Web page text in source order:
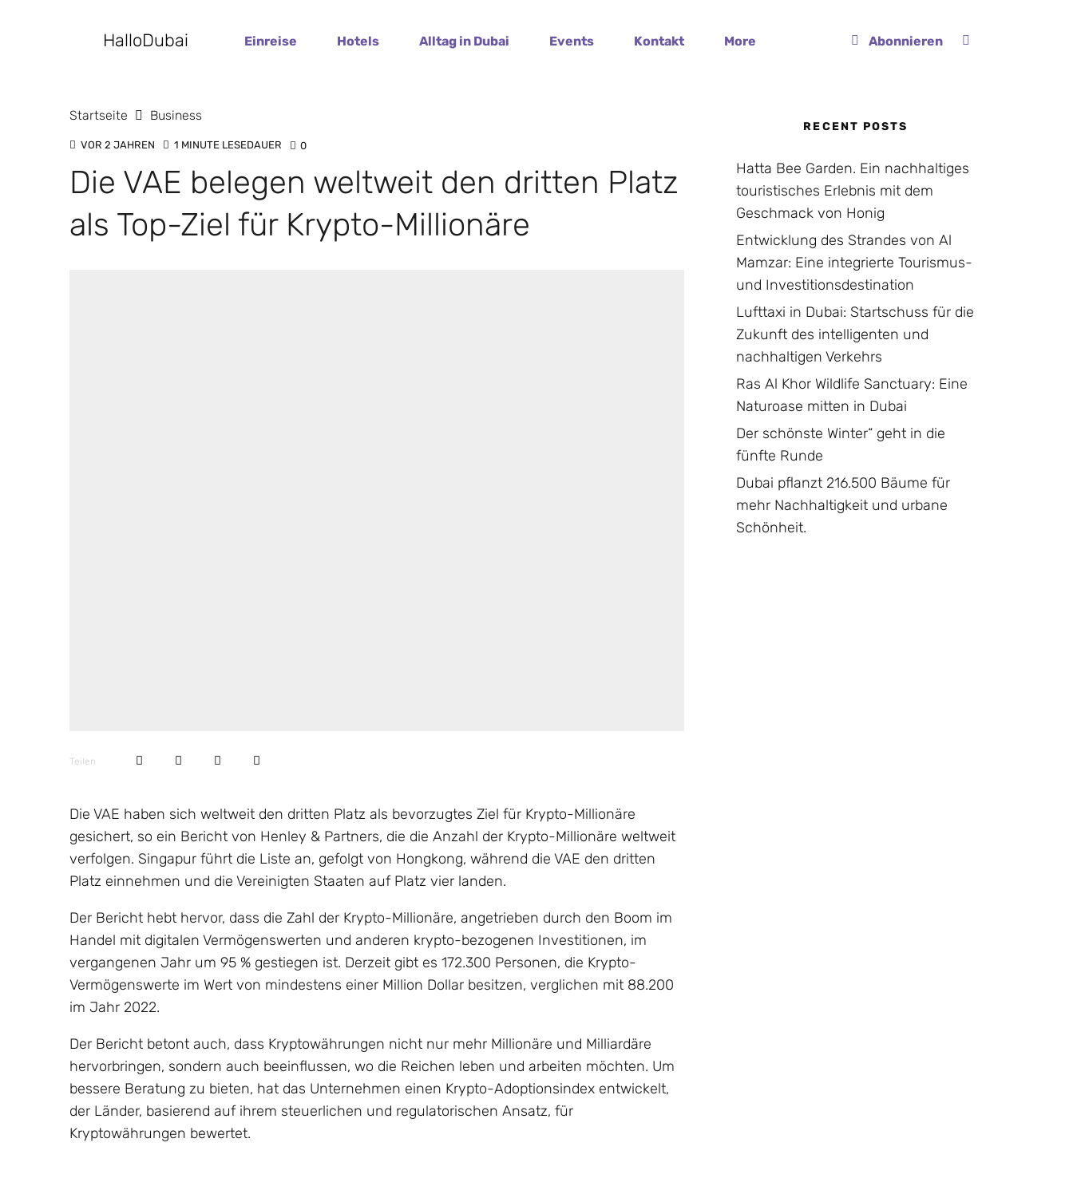
HalloDubai Einreise Hotels Alltag in Dubai Events Kontakt More Abonnieren
Startseite Business
VOR 2 JAHREN 1 MINUTE LESEDAUER 0
Die VAE belegen weltweit den dritten Platz
als Top-Ziel für Krypto-Millionäre
Teilen
Die VAE haben sich weltweit den dritten Platz als bevorzugtes Ziel für Krypto-Millionäre
gesichert, so ein Bericht von Henley & Partners, die die Anzahl der Krypto-Millionäre weltweit
verfolgen. Singapur führt die Liste an, gefolgt von Hongkong, während die VAE den dritten
Platz einnehmen und die Vereinigten Staaten auf Platz vier landen.
Der Bericht hebt hervor, dass die Zahl der Krypto-Millionäre, angetrieben durch den Boom im
Handel mit digitalen Vermögenswerten und anderen krypto-bezogenen Investitionen, im
vergangenen Jahr um 95 % gestiegen ist. Derzeit gibt es 172.300 Personen, die Krypto-
Vermögenswerte im Wert von mindestens einer Million Dollar besitzen, verglichen mit 88.200
im Jahr 2022.
Der Bericht betont auch, dass Kryptowährungen nicht nur mehr Millionäre und Milliardäre
hervorbringen, sondern auch beeinflussen, wo die Reichen leben und arbeiten möchten. Um
bessere Beratung zu bieten, hat das Unternehmen einen Krypto-Adoptionsindex entwickelt,
der Länder, basierend auf ihrem steuerlichen und regulatorischen Ansatz, für
Kryptowährungen bewertet.
RECENT POSTS
Hatta Bee Garden. Ein nachhaltiges
touristisches Erlebnis mit dem
Geschmack von Honig
Entwicklung des Strandes von Al
Mamzar: Eine integrierte Tourismus-
und Investitionsdestination
Lufttaxi in Dubai: Startschuss für die
Zukunft des intelligenten und
nachhaltigen Verkehrs
Ras Al Khor Wildlife Sanctuary: Eine
Naturoase mitten in Dubai
Der schönste Winter“ geht in die
fünfte Runde
Dubai pflanzt 216.500 Bäume für
mehr Nachhaltigkeit und urbane
Schönheit.